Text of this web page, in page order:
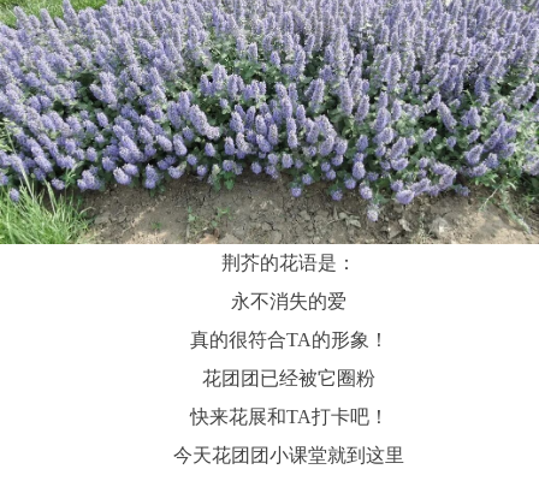
荆芥的花语是：
永不消失的爱
真的很符合TA的形象！
花团团已经被它圈粉
快来花展和TA打卡吧！
今天花团团小课堂就到这里